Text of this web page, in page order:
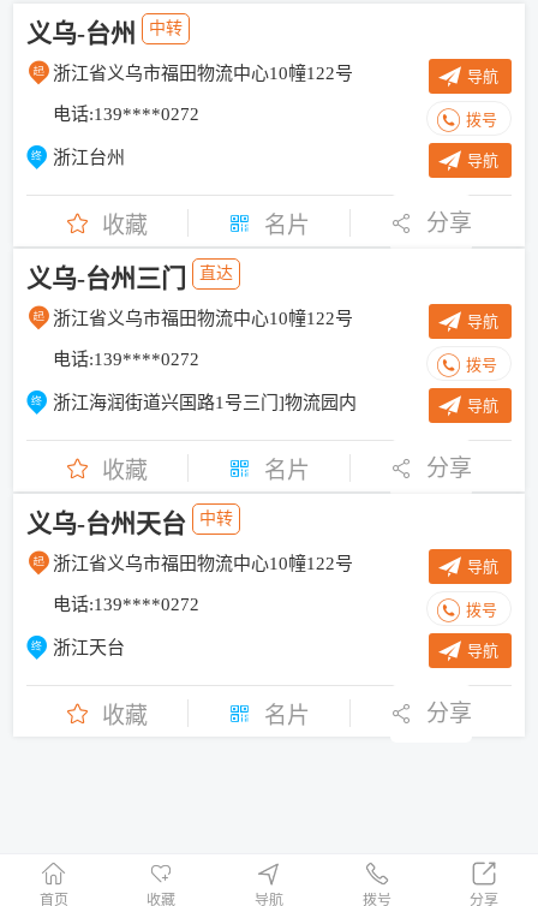
义乌-台州 中转
浙江省义乌市福田物流中心10幢122号 导航
电话:139****0272 拨号
浙江台州 导航
收藏 名片 分享
义乌-台州三门 直达
浙江省义乌市福田物流中心10幢122号 导航
电话:139****0272 拨号
浙江海润街道兴国路1号三门]物流园内 导航
收藏 名片 分享
义乌-台州天台 中转
浙江省义乌市福田物流中心10幢122号 导航
电话:139****0272 拨号
浙江天台 导航
收藏 名片 分享
首页 收藏 导航 拨号 分享